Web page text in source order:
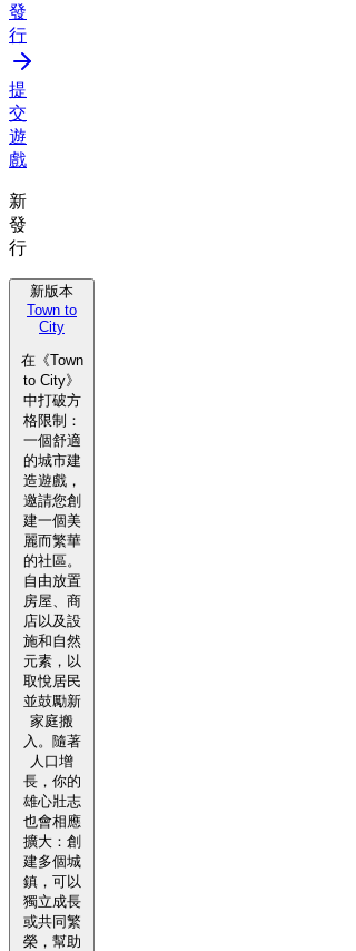
發
行
提
交
遊
戲
新
發
行
新版本
Town to
City
在《Town
to City》
中打破方
格限制：
一個舒適
的城市建
造遊戲，
邀請您創
建一個美
麗而繁華
的社區。
自由放置
房屋、商
店以及設
施和自然
元素，以
取悅居民
並鼓勵新
家庭搬
入。隨著
人口增
長，你的
雄心壯志
也會相應
擴大：創
建多個城
鎮，可以
獨立成長
或共同繁
榮，幫助